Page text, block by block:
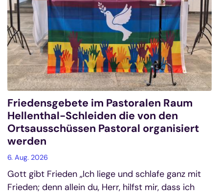
Friedensgebete im Pastoralen Raum
Hellenthal-Schleiden die von den
Ortsausschüssen Pastoral organisiert
werden
6. Aug. 2026
Gott gibt Frieden „Ich liege und schlafe ganz mit
Frieden; denn allein du, Herr, hilfst mir, dass ich